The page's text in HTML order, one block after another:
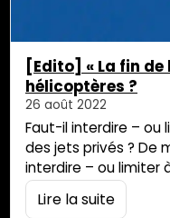
[Edito] « La fin
hélicoptères ?
26 août 2022
Faut-il interdire – ou
des jets privés ? De
interdire – ou limiter
hélicoptères à
président de la
Lire la suite